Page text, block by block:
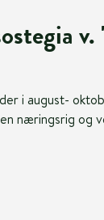
i august-
næringsrig og